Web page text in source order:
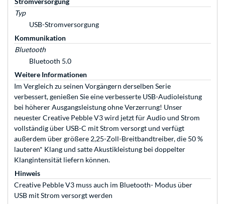
Typ
USB-Stromversorgung
Kommunikation
Bluetooth
Bluetooth 5.0
Weitere Informationen
Im Vergleich zu seinen Vorgängern derselben Serie
verbessert, genießen Sie eine verbesserte USB-Audioleistung
bei höherer Ausgangsleistung ohne Verzerrung! Unser
neuester Creative Pebble V3 wird jetzt für Audio und Strom
vollständig über USB-C mit Strom versorgt und verfügt
außerdem über größere 2,25-Zoll-Breitbandtreiber, die 50 %
lauteren* Klang und satte Akustikleistung bei doppelter
Klangintensität liefern können.
Hinweis
Creative Pebble V3 muss auch im Bluetooth- Modus über
USB mit Strom versorgt werden